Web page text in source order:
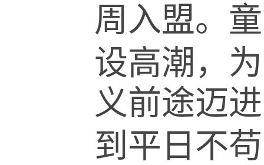
周入盟。
设高潮，
义前途迈
到平日不